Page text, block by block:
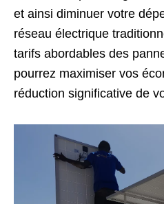
et ainsi diminuer votre
réseau électrique
tarifs abordables des
pourrez maximiser vos
réduction significative de